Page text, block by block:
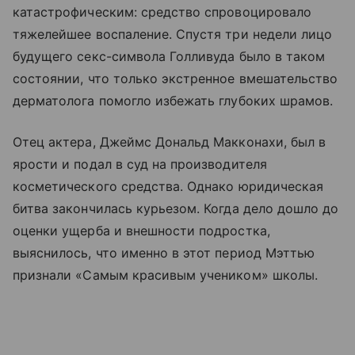
катастрофическим: средство спровоцировало
тяжелейшее воспаление. Спустя три недели лицо
будущего секс-символа Голливуда было в таком
состоянии, что только экстренное вмешательство
дерматолога помогло избежать глубоких шрамов.
Отец актера, Джеймс Дональд Макконахи, был в
ярости и подал в суд на производителя
косметического средства. Однако юридическая
битва закончилась курьезом. Когда дело дошло до
оценки ущерба и внешности подростка,
выяснилось, что именно в этот период Мэттью
признали «Самым красивым учеником» школы.